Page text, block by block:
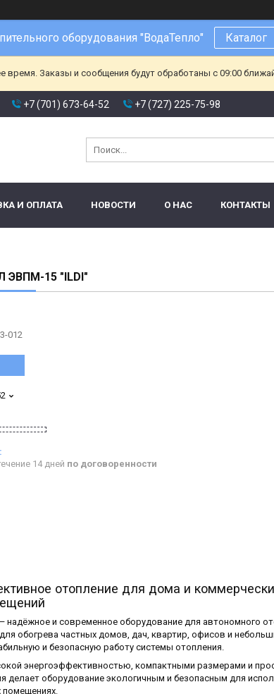
оборудования "ВодаТепло" Каталог
время. Заказы и сообщения будут обработаны с 09:00
+7 (701) 673-64-52 +7 (727) 225-75-98
И ОПЛАТА НОВОСТИ О НАС КОНТАКТЫ
ЭВПМ-15 "ILDI"
012
14 дней по договоренности
отопление для дома и
и современное оборудование для автономного
обогрева частных домов, дач, квартир, офисов и
и безопасную работу системы отопления.
энергоэффективностью, компактными размерами и
делает оборудование экологичным и безопасным для